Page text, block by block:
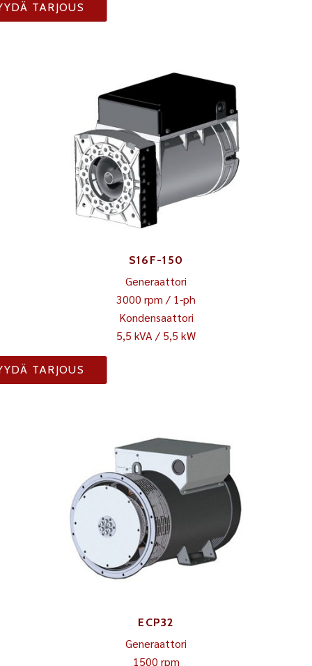
TARJOUS
S16F-150
Generaattori
3000 rpm / 1-ph
Kondensaattori
5,5 kVA / 5,5 kW
TARJOUS
ECP32
Generaattori
1500 rpm